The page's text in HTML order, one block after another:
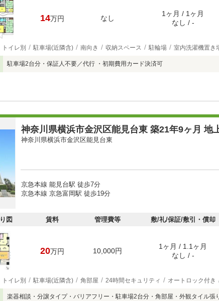
14万円 なし
1ヶ月 / 1ヶ月
なし / -
トイレ別 駐車場(近隣含) 南向き 収納スペース 駐輪場 室内洗濯機置き
駐車場2台分・保証人不要／代行 ・初期費用カード決済可
神奈川県横浜市金沢区能見台東 築21年9ヶ月 地
神奈川県横浜市金沢区能見台東
京急本線 能見台駅 徒歩7分
京急本線 京急富岡駅 徒歩19分
図 賃料 管理費等 敷/礼/保証/敷引・償却
20万円 10,000円
1ヶ月 / 1.1ヶ月
なし / -
トイレ別 駐車場(近隣含) 角部屋 24時間セキュリティ オートロック付き
楽器相談・分譲タイプ・バリアフリー・駐車場2台分・角部屋・外観タイル